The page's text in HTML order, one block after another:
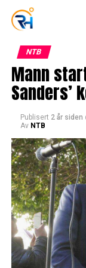
NTB
Mann
Sanders’
Publisert 2 år siden
Av NTB